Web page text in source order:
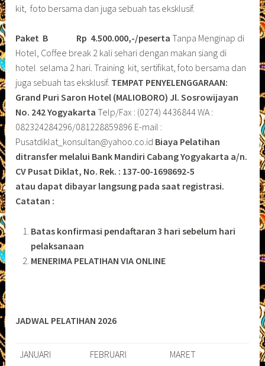
kit, foto bersama dan juga sebuah tas eksklusif.
Paket B Rp 4.500.000,-/pesertaTanpa Menginap di
Hotel, Coffee break 2 kali sehari dengan makan siang di
hotel selama 2 hari. Training kit, sertifikat, foto bersama dan
juga sebuah tas eksklusif. TEMPAT PENYELENGGARAAN:
Grand Puri Saron Hotel (MALIOBORO) Jl. Sosrowijayan
No. 242 Yogyakarta Telp/Fax : (0274) 4436844 WA :
082324284296/081228859896 E-mail :
Pusatdiklat_konsultan@yahoo.co.id Biaya Pelatihan
ditransfer melalui Bank Mandiri Cabang Yogyakarta a/n.
CV Pusat Diklat, No. Rek. : 137-00-1698692-5
atau dapat dibayar langsung pada saat registrasi.
Catatan :
Batas konfirmasi pendaftaran 3 hari sebelum hari
pelaksanaan
MENERIMA PELATIHAN VIA ONLINE
JADWAL PELATIHAN 2026
JANUARI FEBRUARI MARET